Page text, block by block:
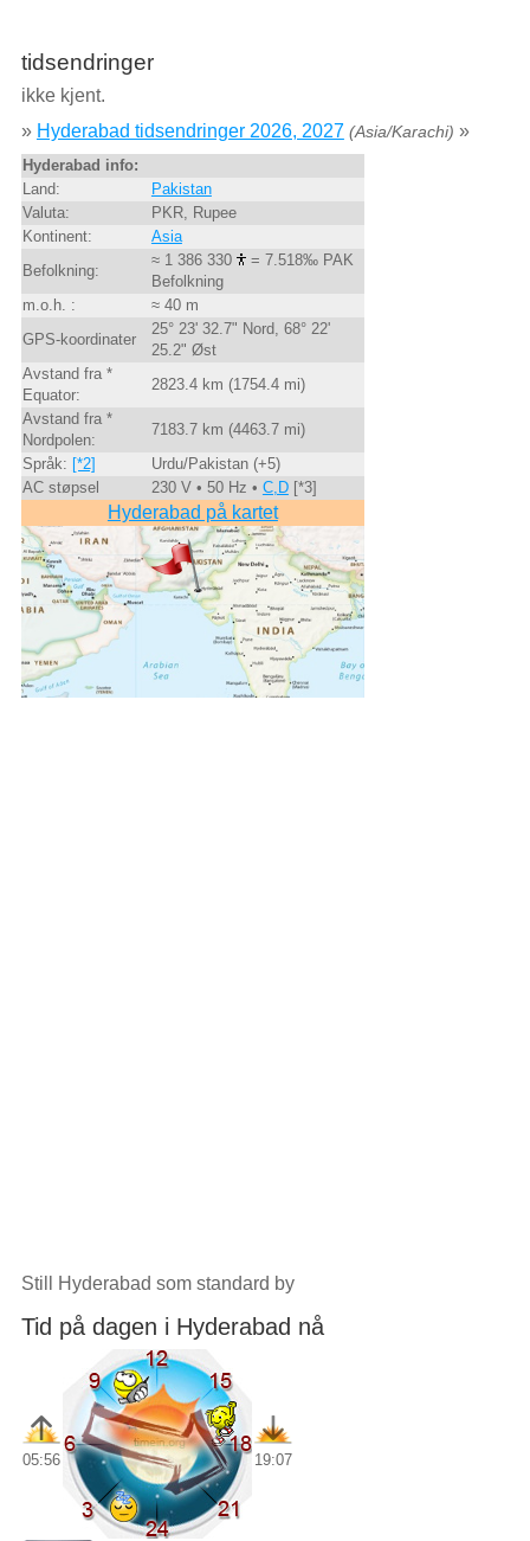
tidsendringer
ikke kjent.
» Hyderabad tidsendringer 2026, 2027 (Asia/Karachi) »
Hyderabad info:
Land:
Pakistan
Valuta:
PKR, Rupee
Kontinent:
Asia
Befolkning:
≈ 1 386 330
= 7.518‰ PAK
Befolkning
m.o.h. :
≈ 40 m
GPS-koordinater
25° 23' 32.7" Nord, 68° 22'
25.2" Øst
Avstand fra *
Equator:
2823.4 km (1754.4 mi)
Avstand fra *
Nordpolen:
7183.7 km (4463.7 mi)
Språk: [*2]
Urdu/Pakistan (+5)
AC støpsel
230 V • 50 Hz • C,D[*3]
Hyderabad på kartet
Still Hyderabad som standard by
Tid på dagen i Hyderabad nå
05:56 19:07